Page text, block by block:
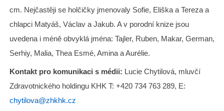
cm. Nejčastěji se holčičky jmenovaly Sofie, Eliška a Tereza a
chlapci Matyáš, Václav a Jakub. A v porodní knize jsou
uvedena i méně obvyklá jména: Tajler, Ruben, Makar, German,
Serhiy, Malia, Thea Esmé, Amina a Aurélie.
Kontakt pro komunikaci s médii: Lucie Chytilová, mluvčí
Zdravotnického holdingu KHK T: +420 734 763 289, E:
chytilova@zhkhk.cz